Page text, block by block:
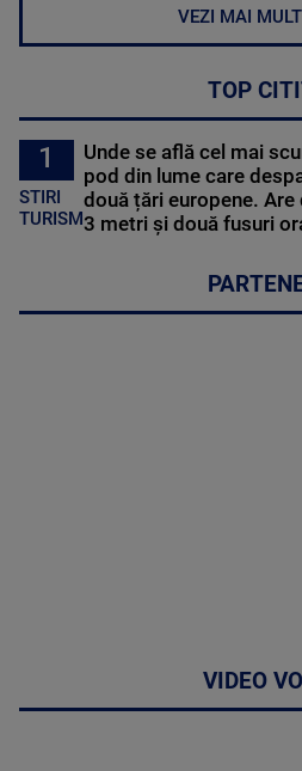
VEZI MAI
TOP
1
STIRI
TURISM
Unde se află cel mai
pod din lume care
două țări europene. Are
3 metri și două fusuri
VIDEO